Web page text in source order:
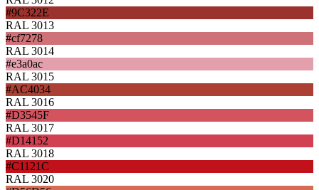
#9C322E
RAL 3013
#cf7278
RAL 3014
#e3a0ac
RAL 3015
#AC4034
RAL 3016
#D3545F
RAL 3017
#D14152
RAL 3018
#C1121C
RAL 3020